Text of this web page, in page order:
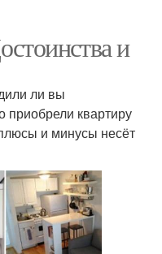
и
ли вы
приобрели квартиру
и минусы несёт